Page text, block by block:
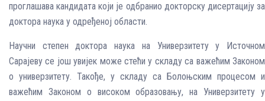
проглашава кандидата који је одбранио докторску дисертацију за
доктора наука у одређеној области.
Научни степен доктора наука на Универзитету у Источном
Сарајеву се још увијек може стећи у складу са важећим Законом
о универзитету. Такође, у складу са Болоњским процесом и
важећим Законом о високом образовању, на Универзитету у